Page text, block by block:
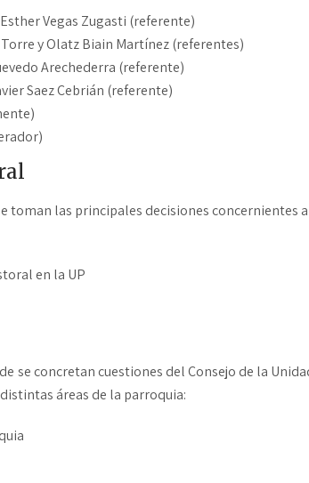
Vegas Zugasti (referente)
y Olatz Biain Martínez (referentes)
Arechederra (referente)
Saez Cebrián (referente)
toman las principales decisiones
en la UP
se concretan cuestiones del Consejo de la
áreas de la parroquia: